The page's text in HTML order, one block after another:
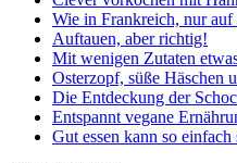
Wie in Frankreich, nur auf
Auftauen, aber richtig!
Mit wenigen Zutaten
Osterzopf, süße Häschen
Die Entdeckung der
Entspannt vegane
Gut essen kann so einfach